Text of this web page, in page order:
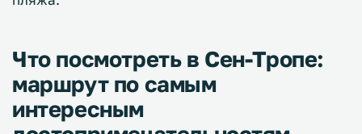
Что посмотреть в Сен-Тропе:
маршрут по самым
интересным